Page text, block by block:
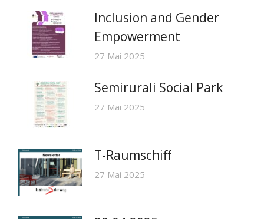
Inclusion and Gender
Empowerment
27 Mai 2025
Semirurali Social Park
27 Mai 2025
T-Raumschiff
27 Mai 2025